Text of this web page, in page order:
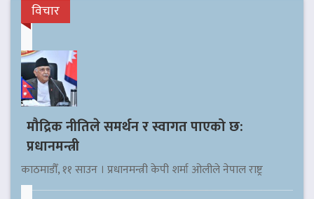
विचार
मौद्रिक नीतिले समर्थन र स्वागत पाएको छ:
प्रधानमन्त्री
काठमाडौँ, ११ साउन । प्रधानमन्त्री केपी शर्मा ओलीले नेपाल राष्ट्र